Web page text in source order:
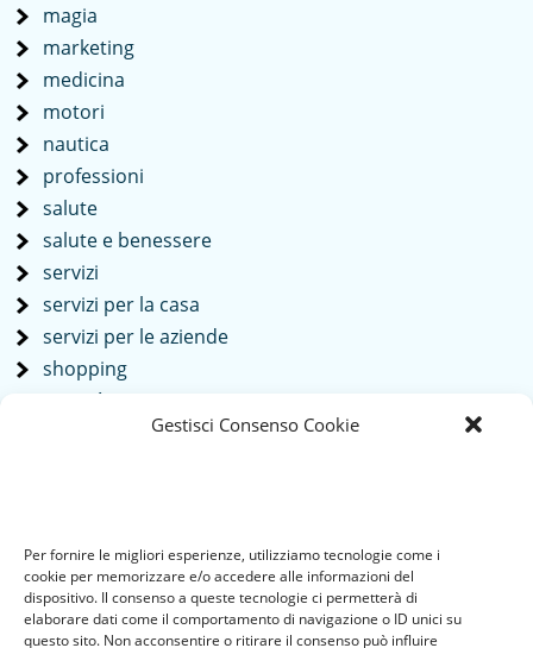
Gestisci Consenso Cookie
Per fornire le migliori esperienze, utilizziamo tecnologie come i
cookie per memorizzare e/o accedere alle informazioni del
dispositivo. Il consenso a queste tecnologie ci permetterà di
elaborare dati come il comportamento di navigazione o ID unici su
questo sito. Non acconsentire o ritirare il consenso può influire
magia
marketing
medicina
motori
nautica
professioni
salute
salute e benessere
servizi
servizi per la casa
servizi per le aziende
shopping
società
Uncategorized
viaggi
web